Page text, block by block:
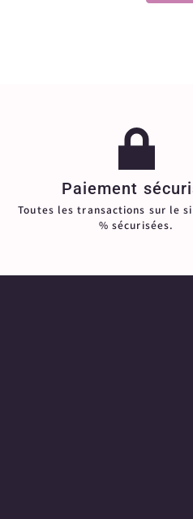
Paiement
Toutes les transactions sur le
% sécurisées.